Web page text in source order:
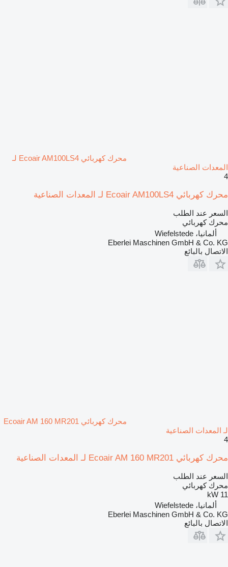
محرك كهربائي Ecoair AM100LS4 لـ
المعدات الصناعية
4
محرك كهربائي Ecoair AM100LS4 لـ المعدات الصناعية
السعر عند الطلب
محرك كهربائي
ألمانيا، Wiefelstede
Eberlei Maschinen GmbH & Co. KG
الاتصال بالبائع
محرك كهربائي Ecoair AM 160 MR201
لـ المعدات الصناعية
4
محرك كهربائي Ecoair AM 160 MR201 لـ المعدات الصناعية
السعر عند الطلب
محرك كهربائي
11 kW
ألمانيا، Wiefelstede
Eberlei Maschinen GmbH & Co. KG
الاتصال بالبائع